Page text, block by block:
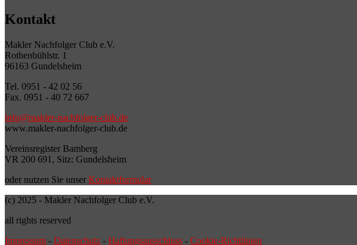
Kontakt
Makler Nachfolger Club e.V.
Rothenbühlstr. 1
96163 Gundelsheim
Tel. 0951 - 42 02 56
Fax. 0951 - 40 72 667
info@makler-nachfolger-club.de
www.makler-nachfolger-club.de
Vereinsregister Bamberg
VR 200 691, Sitz: Gundelsheim
oder nutzen Sie unser Kontaktformular
(c) 2025 - Makler Nachfolger Club e.V.
all rights reserved
Impressum - Datenschutz - Haftungsausschluss - Cookie-Richtlinien